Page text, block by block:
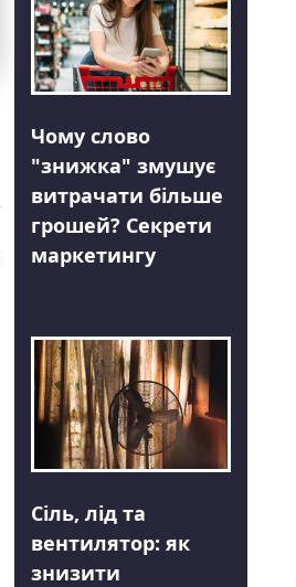
Чому слово
"знижка" змушує
витрачати більше
грошей? Секрети
маркетингу
Сіль, лід та
вентилятор: як
знизити